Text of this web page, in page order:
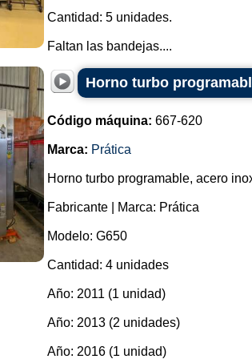
Cantidad: 5 unidades.
Faltan las bandejas....
Horno turbo
Código máquina: 667-620
Marca: Prática
Horno turbo programable, acero
Fabricante | Marca: Prática
Modelo: G650
Cantidad: 4 unidades
Año: 2011 (1 unidad)
Año: 2013 (2 unidades)
Año: 2016 (1 unidad)